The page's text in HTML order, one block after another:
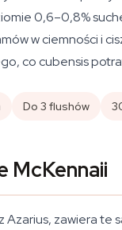
0,6–0,8%
w ciemności i
co cubensis
Do 3 flushów
McKennaii
Azarius, zawiera